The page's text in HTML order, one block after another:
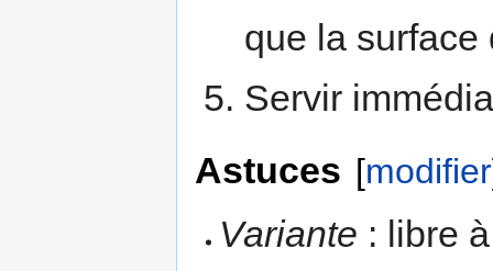
que la surface
Servir
Astuces [modifier
Variante : libre